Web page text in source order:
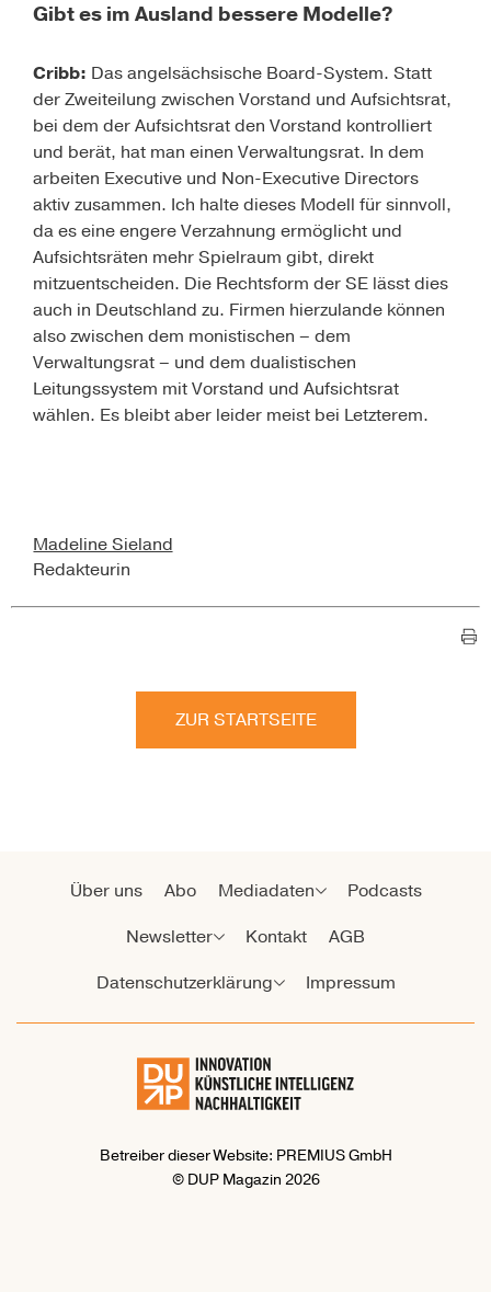
Gibt es im Ausland bessere Modelle?
Cribb: Das angelsächsische Board-System. Statt
der Zweiteilung zwischen Vorstand und Aufsichtsrat,
bei dem der Aufsichtsrat den Vorstand kontrolliert
und berät, hat man einen Verwaltungsrat. In dem
arbeiten Executive und Non-Executive Directors
aktiv zusammen. Ich halte dieses Modell für sinnvoll,
da es eine engere Verzahnung ermöglicht und
Aufsichtsräten mehr Spielraum gibt, direkt
mitzuentscheiden. Die Rechtsform der SE lässt dies
auch in Deutschland zu. Firmen hierzulande können
also zwischen dem monistischen – dem
Verwaltungsrat – und dem dualistischen
Leitungssystem mit Vorstand und Aufsichtsrat
wählen. Es bleibt aber leider meist bei Letzterem.
Madeline Sieland
Redakteurin
ZUR STARTSEITE
Über uns Abo Mediadaten
Podcasts
Newsletter
Kontakt
AGB
Datenschutzerklärung
Impressum
Betreiber dieser Website: PREMIUS GmbH
© DUP Magazin 2026